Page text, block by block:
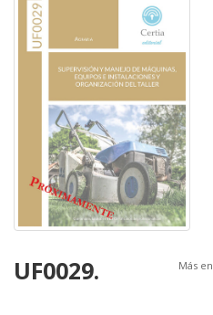
Más en
UF0029.